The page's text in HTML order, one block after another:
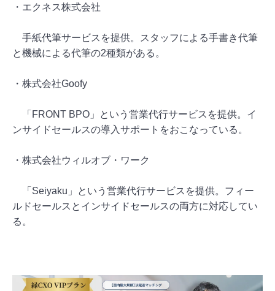
・エクネス株式会社
手紙代筆サービスを提供。スタッフによる手書き代筆
と機械による代筆の2種類がある。
・株式会社Goofy
「FRONT BPO」という営業代行サービスを提供。イ
ンサイドセールスの導入サポートをおこなっている。
・株式会社ウィルオブ・ワーク
「Seiyaku」という営業代行サービスを提供。フィー
ルドセールスとインサイドセールスの両方に対応してい
る。